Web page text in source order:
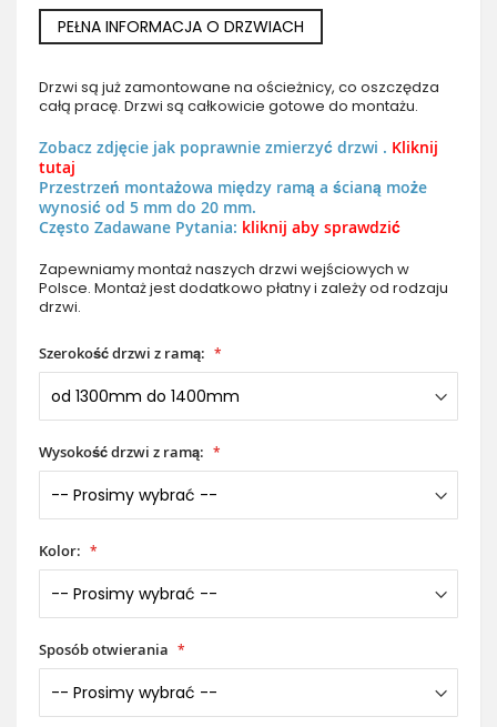
PEŁNA INFORMACJA O DRZWIACH
Drzwi są już zamontowane na ościeżnicy, co oszczędza
całą pracę. Drzwi są całkowicie gotowe do montażu.
Zobacz zdjęcie jak poprawnie zmierzyć drzwi . Kliknij
tutaj
Przestrzeń montażowa między ramą a ścianą może
wynosić od 5 mm do 20 mm.
Często Zadawane Pytania: kliknij aby sprawdzić
Zapewniamy montaż naszych drzwi wejściowych w
Polsce. Montaż jest dodatkowo płatny i zależy od rodzaju
drzwi.
Szerokość drzwi z ramą:
Wysokość drzwi z ramą:
Kolor:
Sposób otwierania